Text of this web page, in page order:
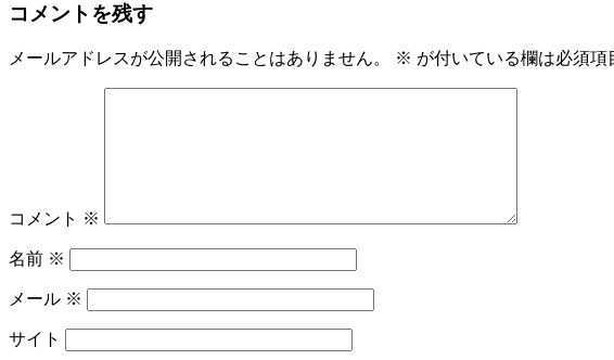
ナ
ビ
ン
コメントを残す
メールアドレスが公開されることはありません。 ※ が付いている欄は必須項
コメント ※
名前 ※
メール ※
サイト